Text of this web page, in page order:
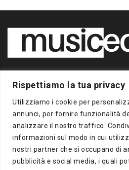
Rispettiamo la tua privacy
Utilizziamo i cookie per
annunci, per fornire funzionalità
analizzare il nostro traffico.
informazioni sul modo in cui
nostri partner che si occupano di
pubblicità e social media, i quali
di Piero Chianura
P.IVA 12412930963
Tutti i diritti riservati
Musiceduè un supplemento
Autorizzazione presso il Tribunale
16/10/2012